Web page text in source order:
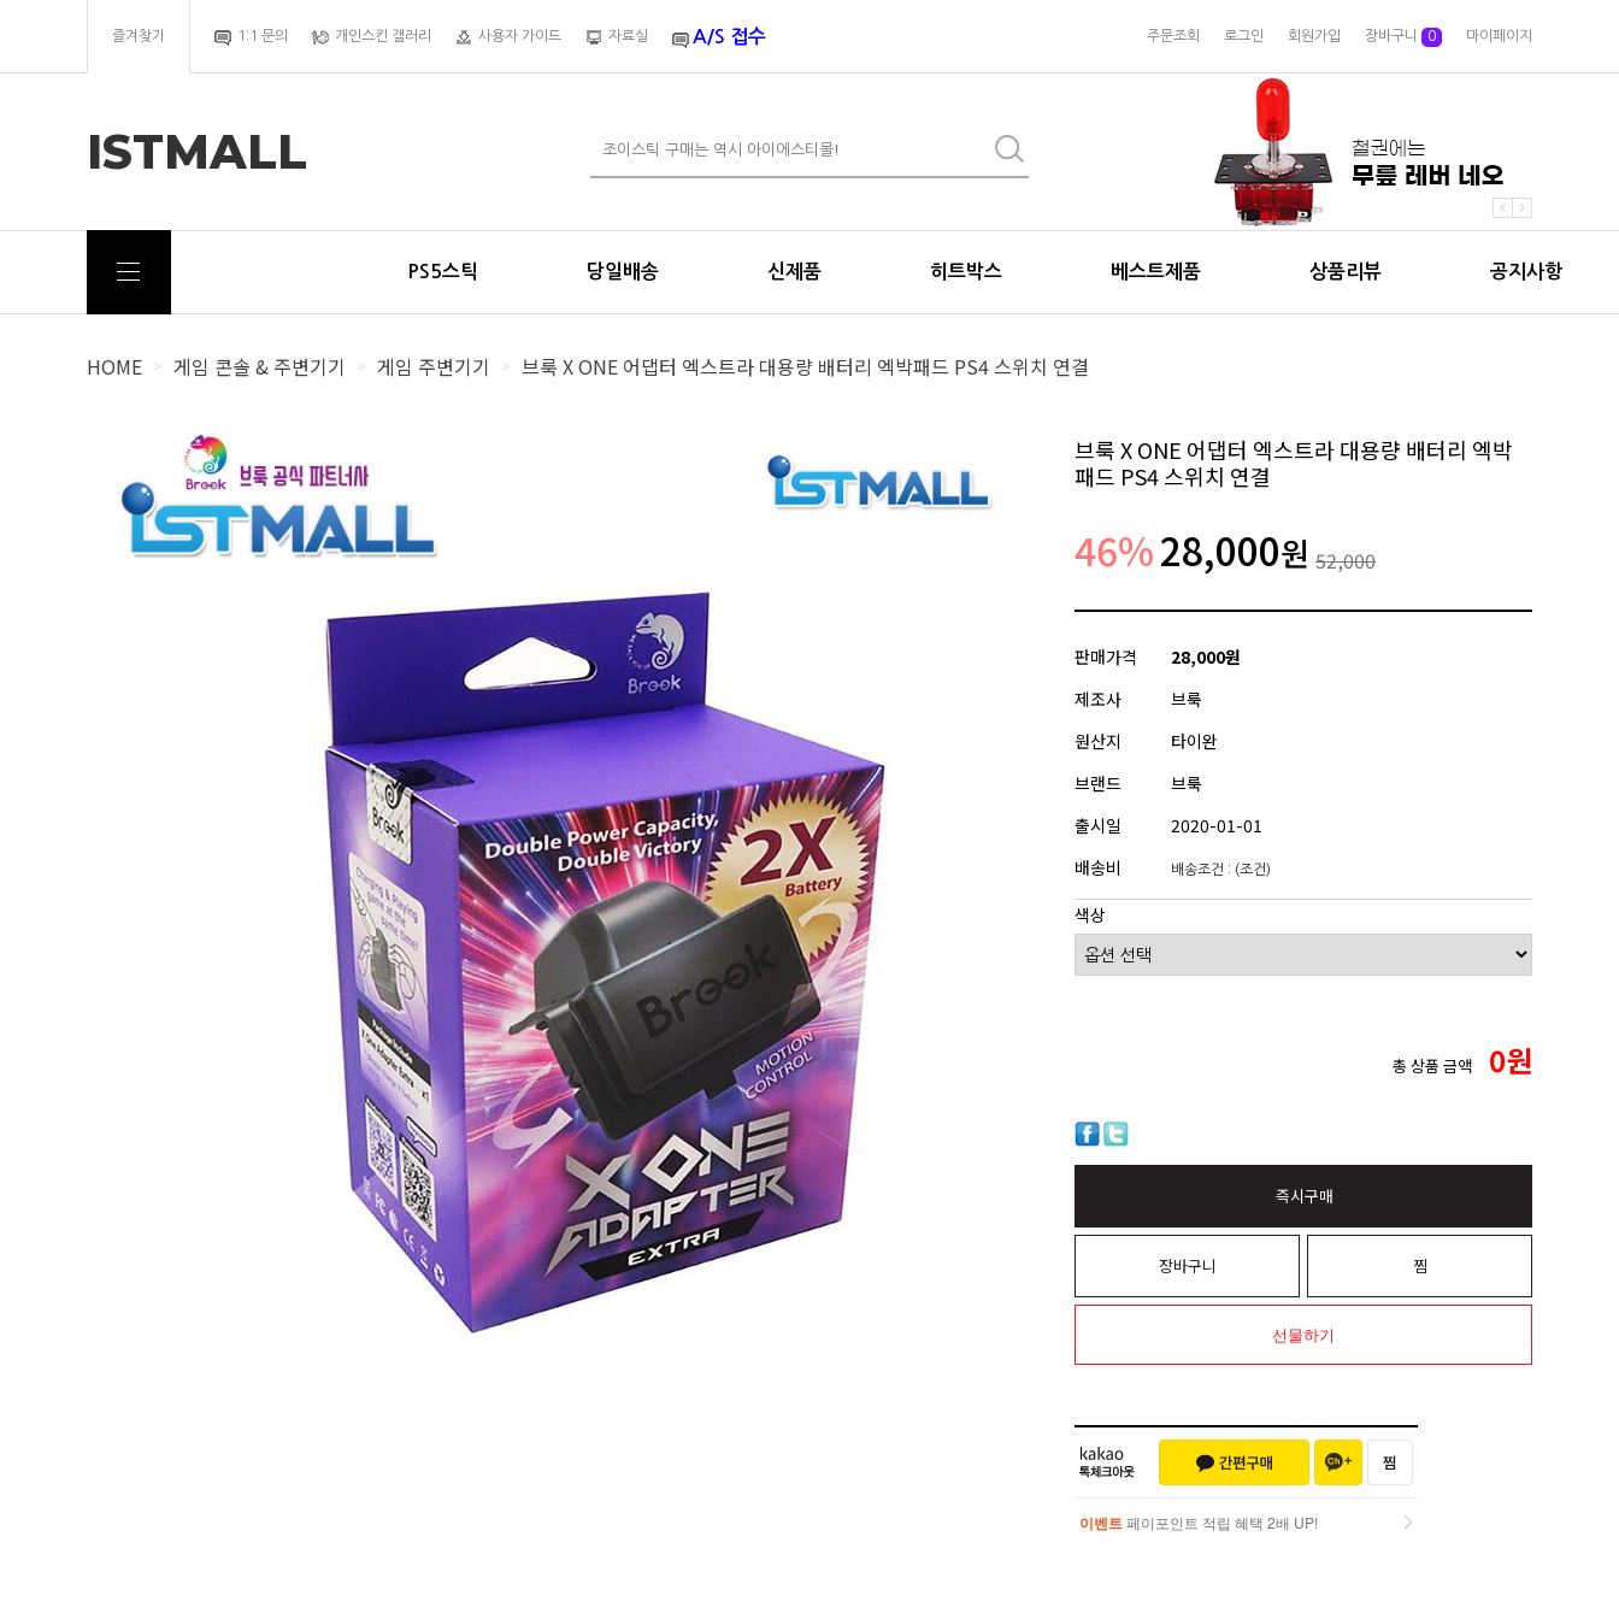
즐겨찾기 1:1 문의 개인스킨 갤러리 사용자 가이드 자료실 A/S 접수 주문조회 로그인 회원가입 장바구니 0 마이페이지
ISTMALL
PS5스틱 당일배송 신제품 히트박스 베스트제품 상품리뷰 공지사항
HOME > 게임 콘솔 & 주변기기 > 게임 주변기기 > 브룩 X ONE 어댑터 엑스트라 대용량 배터리 엑박패드 PS4 스위치 연결
브룩 X ONE 어댑터 엑스트라 대용량 배터리 엑박
패드 PS4 스위치 연결
46%28,000원 52,000
판매가격
28,000원
제조사
브룩
원산지
타이완
브랜드
브룩
출시일
2020-01-01
배송비
배송조건 : (조건)
색상
총 상품 금액 0원
즉시구매
장바구니 찜
선물하기
이벤트 페이포인트 적립 혜택 2배 UP!